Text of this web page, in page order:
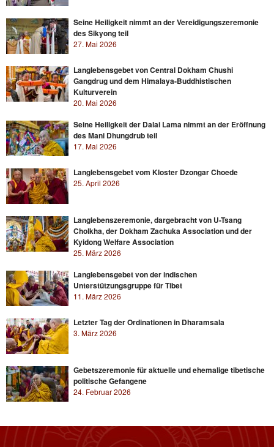
Seine Heiligkeit nimmt an der Vereidigungszeremonie
des Sikyong teil
27. Mai 2026
Langlebensgebet von Central Dokham Chushi
Gangdrug und dem Himalaya-Buddhistischen
Kulturverein
20. Mai 2026
Seine Heiligkeit der Dalai Lama nimmt an der Eröffnung
des Mani Dhungdrub teil
17. Mai 2026
Langlebensgebet vom Kloster Dzongar Choede
25. April 2026
Langlebenszeremonie, dargebracht von U-Tsang
Cholkha, der Dokham Zachuka Association und der
Kyidong Welfare Association
25. März 2026
Langlebensgebet von der indischen
Unterstützungsgruppe für Tibet
11. März 2026
Letzter Tag der Ordinationen in Dharamsala
3. März 2026
Gebetszeremonie für aktuelle und ehemalige tibetische
politische Gefangene
24. Februar 2026